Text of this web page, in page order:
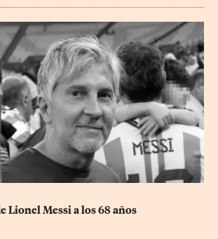
Lionel Messi a los 68 años